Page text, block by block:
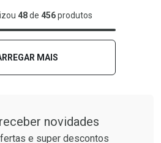
FECHAR
FECHAR
Laboratório
Por Menos
48de 456produtos
MAIS
novidades
e super descontos